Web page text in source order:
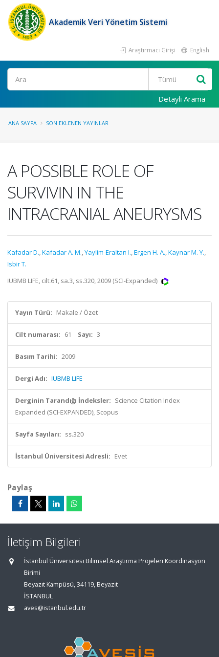
Akademik Veri Yönetim Sistemi
Araştırmacı Girişi English
Ara
Detaylı Arama
ANA SAYFA SON EKLENEN YAYINLAR
A POSSIBLE ROLE OF
SURVIVIN IN THE
INTRACRANIAL ANEURYSMS
Kafadar D.,Kafadar A. M.,Yaylim-Eraltan I.,Ergen H. A.,Kaynar M. Y.,
Isbir T.
IUBMB LIFE, cilt.61, sa.3, ss.320, 2009 (SCI-Expanded)
Yayın Türü: Makale / Özet
Cilt numarası: 61 Sayı: 3
Basım Tarihi: 2009
Dergi Adı: IUBMB LIFE
Derginin Tarandığı İndeksler: Science Citation Index
Expanded (SCI-EXPANDED), Scopus
Sayfa Sayıları: ss.320
İstanbul Üniversitesi Adresli: Evet
Paylaş
İletişim Bilgileri
İstanbul Üniversitesi Bilimsel Araştırma Projeleri Koordinasyon
Birimi
Beyazıt Kampüsü, 34119, Beyazıt
İSTANBUL
aves@istanbul.edu.tr